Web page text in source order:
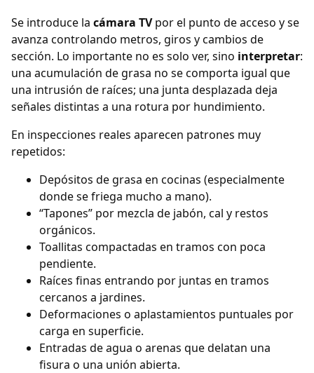
Se introduce la cámara TVpor el punto de acceso y se
avanza controlando metros, giros y cambios de
sección. Lo importante no es solo ver, sino interpretar:
una acumulación de grasa no se comporta igual que
una intrusión de raíces; una junta desplazada deja
señales distintas a una rotura por hundimiento.
En inspecciones reales aparecen patrones muy
repetidos:
Depósitos de grasa en cocinas (especialmente
donde se friega mucho a mano).
“Tapones” por mezcla de jabón, cal y restos
orgánicos.
Toallitas compactadas en tramos con poca
pendiente.
Raíces finas entrando por juntas en tramos
cercanos a jardines.
Deformaciones o aplastamientos puntuales por
carga en superficie.
Entradas de agua o arenas que delatan una
fisura o una unión abierta.